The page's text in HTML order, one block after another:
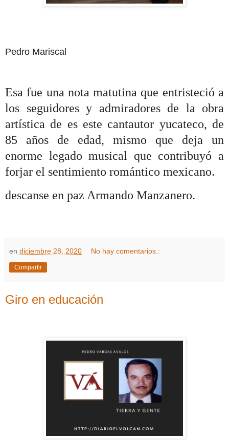
Pedro Mariscal
Esa fue una nota matutina que entristeció a
los seguidores y admiradores de la obra
artística de es este cantautor yucateco, de
85 años de edad, mismo que deja un
enorme legado musical que contribuyó a
forjar el sentimiento romántico mexicano.
descanse en paz Armando Manzanero.
en diciembre 28, 2020 No hay comentarios.:
Compartir
Giro en educación